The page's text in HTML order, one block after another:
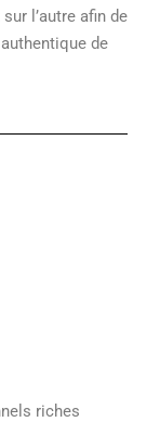
l’autre afin de
de
riches